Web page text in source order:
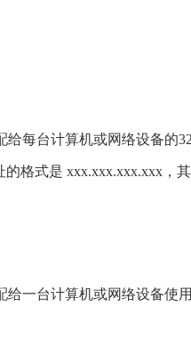
台计算机或网络设备的
格式是 xxx.xxx.xxx.xxx，
一台计算机或网络设备使